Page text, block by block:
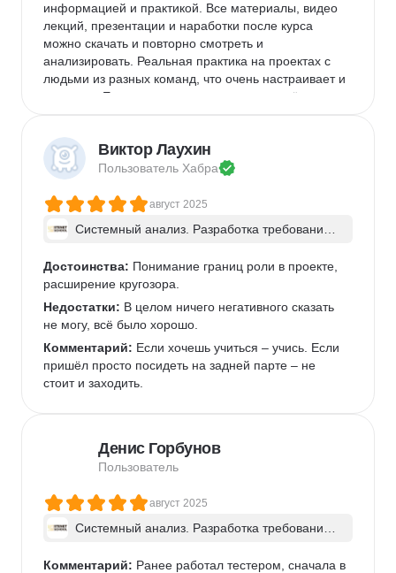
информацией и практикой. Все материалы, видео
лекций, презентации и наработки после курса
можно скачать и повторно смотреть и
анализировать. Реальная практика на проектах с
людьми из разных команд, что очень настраивает и
помогает. Егор очень хорошо и понятно всё
Недостатки: Понравилось в принципе всё. Очень
маленький минус может быть за долгий разбор
Видно ошибки свои и чужие, возможность их
исправить и отзыв преподавателя, что улучшить.
новичков. Всё таки надо иметь какой-то небольшой
опыт работы в IT и рабочий бекграунд.
Виктор Лаухин
Пользователь Хабра
август 2025
Системный анализ. Разработка требований
нты - в группе
Достоинства: Понимание границ роли в проекте,
расширение кругозора.
Недостатки: В целом ничего негативного сказать
не могу, всё было хорошо.
Комментарий: Если хочешь учиться – учись. Если
пришёл просто посидеть на задней парте – не
стоит и заходить.
Денис Горбунов
Пользователь
август 2025
Системный анализ. Разработка требований
нты - в группе
Комментарий: Ранее работал тестером, сначала в